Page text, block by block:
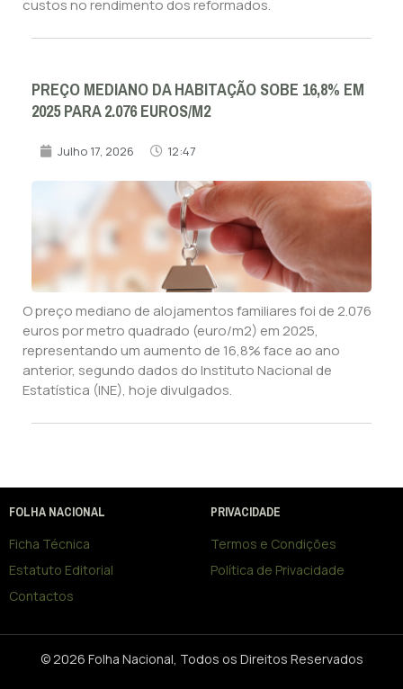
custos no rendimento dos reformados.
PREÇO MEDIANO DA HABITAÇÃO SOBE 16,8% EM
2025 PARA 2.076 EUROS/M2
Julho 17, 2026 12:47
O preço mediano de alojamentos familiares foi de 2.076
euros por metro quadrado (euro/m2) em 2025,
representando um aumento de 16,8% face ao ano
anterior, segundo dados do Instituto Nacional de
Estatística (INE), hoje divulgados.
FOLHA NACIONAL
Ficha Técnica
Estatuto Editorial
Contactos
PRIVACIDADE
Termos e Condições
Política de Privacidade
© 2026 Folha Nacional, Todos os Direitos Reservados